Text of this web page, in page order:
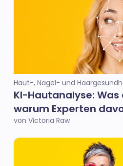
Haut-, Nagel- und
KI-Hautanalyse: Was
warum Experten
von Victoria Raw